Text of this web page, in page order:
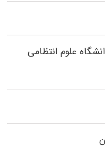
ﻋﻠﻮم انتظامی